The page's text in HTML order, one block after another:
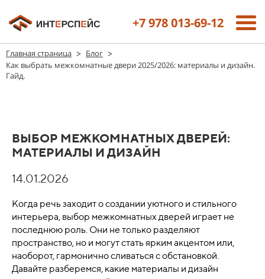
+7 978 013-69-12
Главная страница > Блог >
Как выбрать межкомнатные двери 2025/2026: материалы и дизайн.
Гайд.
ВЫБОР МЕЖКОМНАТНЫХ ДВЕРЕЙ:
МАТЕРИАЛЫ И ДИЗАЙН
14.01.2026
Когда речь заходит о создании уютного и стильного
интерьера, выбор межкомнатных дверей играет не
последнюю роль. Они не только разделяют
пространство, но и могут стать ярким акцентом или,
наоборот, гармонично сливаться с обстановкой.
Давайте разберемся, какие материалы и дизайн